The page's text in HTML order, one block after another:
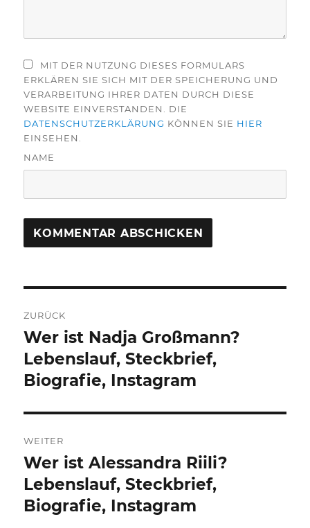
MIT DER NUTZUNG DIESES FORMULARS
ERKLÄREN SIE SICH MIT DER SPEICHERUNG UND
VERARBEITUNG IHRER DATEN DURCH DIESE
WEBSITE EINVERSTANDEN. DIE
DATENSCHUTZERKLÄRUNG KÖNNEN SIE HIER
EINSEHEN.
NAME
ZURÜCK
Vorheriger
Beitrag:
Wer ist Nadja Großmann?
Lebenslauf, Steckbrief,
Biografie, Instagram
WEITER
Nächster
Beitrag:
Wer ist Alessandra Riili?
Lebenslauf, Steckbrief,
Biografie, Instagram